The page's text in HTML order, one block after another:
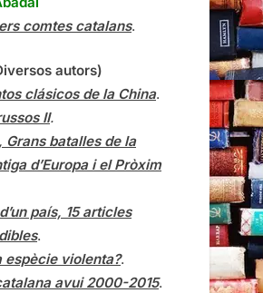
comtes catalans.
autors)
clásicos de la China.
II.
Grans batalles de la
d’Europa i el Pròxim
país, 15 articles
.
espècie violenta?.
avui 2000-2015.